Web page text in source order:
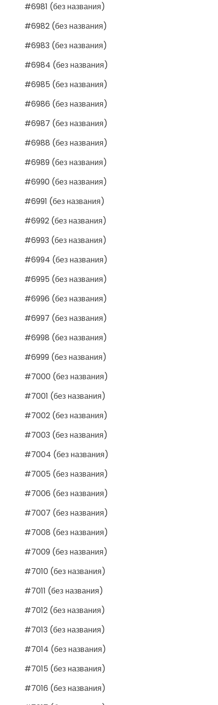
#6981 (без названия)
#6982 (без названия)
#6983 (без названия)
#6984 (без названия)
#6985 (без названия)
#6986 (без названия)
#6987 (без названия)
#6988 (без названия)
#6989 (без названия)
#6990 (без названия)
#6991 (без названия)
#6992 (без названия)
#6993 (без названия)
#6994 (без названия)
#6995 (без названия)
#6996 (без названия)
#6997 (без названия)
#6998 (без названия)
#6999 (без названия)
#7000 (без названия)
#7001 (без названия)
#7002 (без названия)
#7003 (без названия)
#7004 (без названия)
#7005 (без названия)
#7006 (без названия)
#7007 (без названия)
#7008 (без названия)
#7009 (без названия)
#7010 (без названия)
#7011 (без названия)
#7012 (без названия)
#7013 (без названия)
#7014 (без названия)
#7015 (без названия)
#7016 (без названия)